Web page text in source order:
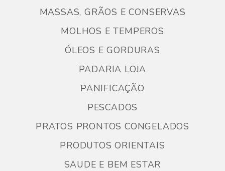
MASSAS, GRÃOS E CONSERVAS
MOLHOS E TEMPEROS
ÓLEOS E GORDURAS
PADARIA LOJA
PANIFICAÇÃO
PESCADOS
PRATOS PRONTOS CONGELADOS
PRODUTOS ORIENTAIS
SAUDE E BEM ESTAR